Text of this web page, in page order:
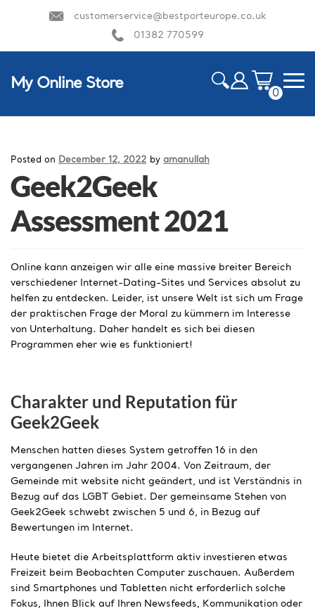
customerservice@bestporteurope.co.uk
01382 770599
My Online Store
0
Posted on December 12, 2022 by amanullah
Geek2Geek
Assessment 2021
Online kann anzeigen wir alle eine massive breiter Bereich
verschiedener Internet-Dating-Sites und Services absolut zu
helfen zu entdecken. Leider, ist unsere Welt ist sich um Frage
der praktischen Frage der Moral zu kümmern im Interesse
von Unterhaltung. Daher handelt es sich bei diesen
Programmen eher wie es funktioniert!
Charakter und Reputation für
Geek2Geek
Menschen hatten dieses System getroffen 16 in den
vergangenen Jahren im Jahr 2004. Von Zeitraum, der
Gemeinde mit website nicht geändert, und ist Verständnis in
Bezug auf das LGBT Gebiet. Der gemeinsame Stehen von
Geek2Geek schwebt zwischen 5 und 6, in Bezug auf
Bewertungen im Internet.
Heute bietet die Arbeitsplattform aktiv investieren etwas
Freizeit beim Beobachten Computer zuschauen. Außerdem
sind Smartphones und Tabletten nicht erforderlich solche
Fokus, Ihnen Blick auf Ihren Newsfeeds, Kommunikation oder